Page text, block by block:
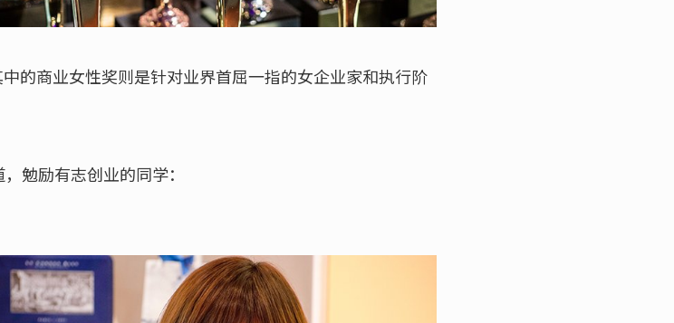
的商业女性奖则是针对业界首屈一指的女企业家和执行阶
勉励有志创业的同学：